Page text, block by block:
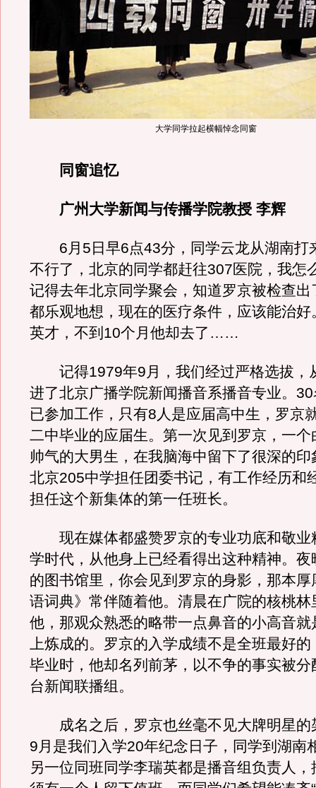
大学同学拉起横幅悼念同窗
同窗追忆
广州大学新闻与传播学院教授 李辉
6月5日早6点43分，同学云龙从湖南打
不行了，北京的同学都赶往307医院，我怎
记得去年北京同学聚会，知道罗京被检查出
都乐观地想，现在的医疗条件，应该能治好
英才，不到10个月他却去了……
记得1979年9月，我们经过严格选拔，
进了北京广播学院新闻播音系播音专业。
已参加工作，只有8人是应届高中生，罗京
二中毕业的应届生。第一次见到罗京，一个
帅气的大男生，在我脑海中留下了很深的
北京205中学担任团委书记，有工作经历和
担任这个新集体的第一任班长。
现在媒体都盛赞罗京的专业功底和敬业
学时代，从他身上已经看得出这种精神。夜
的图书馆里，你会见到罗京的身影，那本厚
语词典》常伴随着他。清晨在广院的核桃林
他，那观众熟悉的略带一点鼻音的小高音就
上炼成的。罗京的入学成绩不是全班最好的
毕业时，他却名列前茅，以不争的事实被分
台新闻联播组。
成名之后，罗京也丝毫不见大牌明星的
9月是我们入学20年纪念日子，同学到湖南
另一位同班同学李瑞英都是播音组负责人